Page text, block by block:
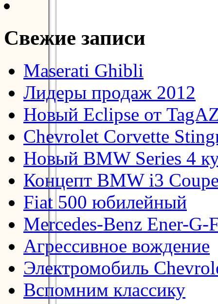
Свежие записи
Maserati Ghibli
Лидеры продаж 2012
Новый Eclipse от
Chevrolet Corvette
Новый BMW Series 4
Концепт BMW i3
Fiat 500 юбилейный
Mercedes-Benz Ener-G-
Агрессивное вождение
Электромобиль
Вспомним классику